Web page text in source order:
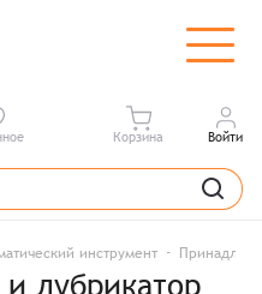
Корзина Войти
инструмент
лубрикатор